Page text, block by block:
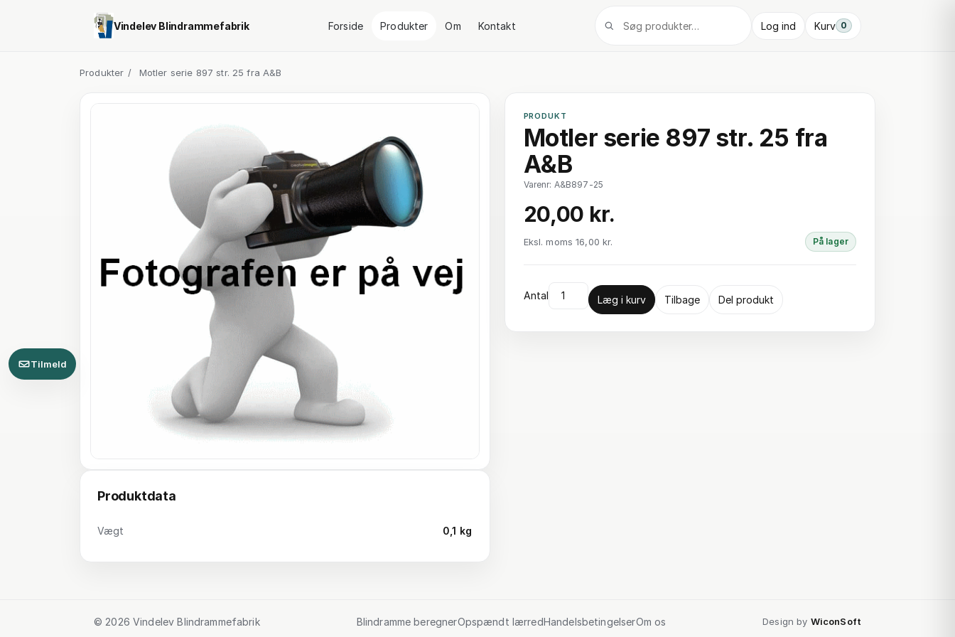
Vindelev Blindrammefabrik Forside Produkter Om Kontakt Log ind Kurv 0
Produkter / Motler serie 897 str. 25 fra A&B
Produktdata
Vægt 0,1 kg
PRODUKT
Motler serie 897 str. 25 fra
A&B
Varenr: A&B897-25
20,00 kr.
Eksl. moms 16,00 kr. På lager
Antal Læg i kurv Tilbage Del produkt
Tilmeld
© 2026 Vindelev Blindrammefabrik Blindramme beregnerOpspændt lærredHandelsbetingelserOm os Design by WiconSoft